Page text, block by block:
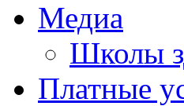
Медиа
Школы
Платные